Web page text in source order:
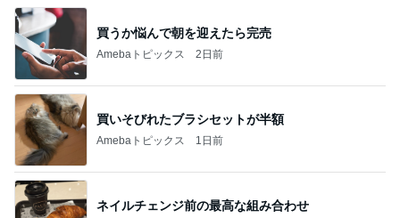
買うか悩んで朝を迎えたら完売
Amebaトピックス 2日前
買いそびれたブラシセットが半額
Amebaトピックス 1日前
ネイルチェンジ前の最高な組み合わせ